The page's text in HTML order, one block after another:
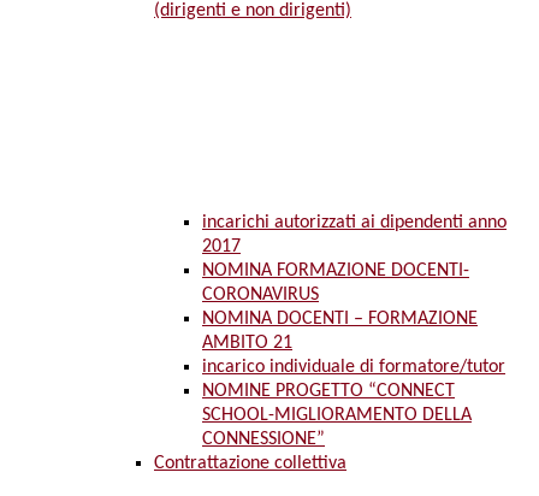
(dirigenti e non dirigenti)
incarichi autorizzati ai dipendenti anno
2017
NOMINA FORMAZIONE DOCENTI-
CORONAVIRUS
NOMINA DOCENTI – FORMAZIONE
AMBITO 21
incarico individuale di formatore/tutor
NOMINE PROGETTO “CONNECT
SCHOOL-MIGLIORAMENTO DELLA
CONNESSIONE”
Contrattazione collettiva